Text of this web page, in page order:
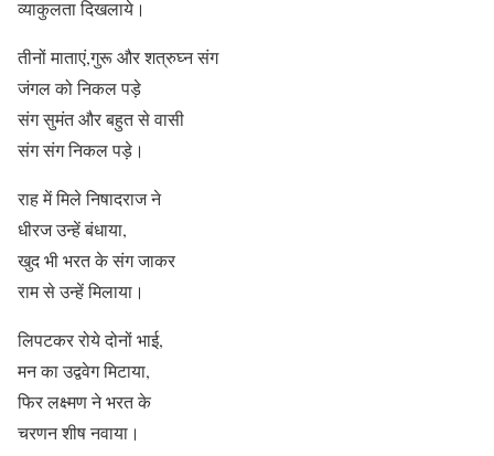
व्याकुलता दिखलाये।
तीनों माताएं,गुरू और शत्रुघ्न संग
जंगल को निकल पड़े
संग सुमंत और बहुत से वासी
संग संग निकल पड़े।
राह में मिले निषादराज ने
धीरज उन्हें बंधाया,
खुद भी भरत के संग जाकर
राम से उन्हें मिलाया।
लिपटकर रोये दोनों भाई,
मन का उद्ववेग मिटाया,
फिर लक्ष्मण ने भरत के
चरणन शीष नवाया।